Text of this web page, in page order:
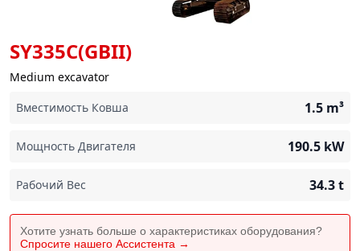
SY335C(GBII)
Medium excavator
Вместимость Ковша
1.5 m³
Мощность Двигателя 190.5 kW
Рабочий Вес 34.3t
Хотите узнать больше о характеристиках оборудования?
Спросите нашего Ассистента →